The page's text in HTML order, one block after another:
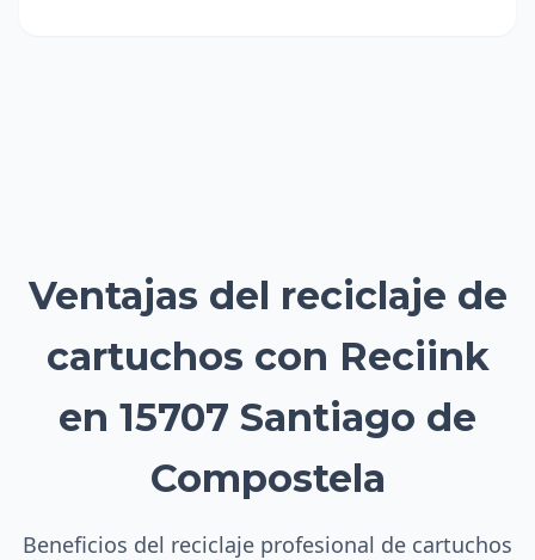
Ventajas del reciclaje de
cartuchos con Reciink
en 15707 Santiago de
Compostela
Beneficios del reciclaje profesional de cartuchos